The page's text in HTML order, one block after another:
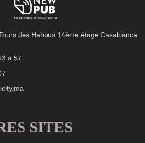
des Habous 14ème étage Casablanca
à 57
SITES